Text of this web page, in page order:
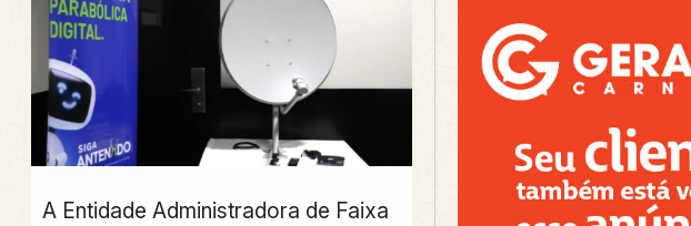
A Entidade Administradora de Faixa